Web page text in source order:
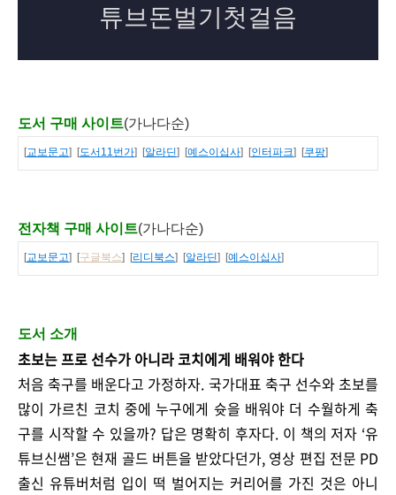
도서 구매 사이트(가나다순)
[교보문고] [도서11번가] [알라딘] [예스이십사] [인터파크] [쿠팡]
전자책 구매 사이트(가나다순)
[교보문고] [구글북스] [리디북스] [알라딘] [예스이십사]
도서 소개
초보는 프로 선수가 아니라 코치에게 배워야 한다
처음 축구를 배운다고 가정하자. 국가대표 축구 선수와 초보를
많이 가르친 코치 중에 누구에게 슛을 배워야 더 수월하게 축
구를 시작할 수 있을까? 답은 명확히 후자다. 이 책의 저자 ‘유
튜브신쌤’은 현재 골드 버튼을 받았다던가, 영상 편집 전문 PD
출신 유튜버처럼 입이 떡 벌어지는 커리어를 가진 것은 아니